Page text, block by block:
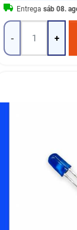
Entrega sáb 08.
- +